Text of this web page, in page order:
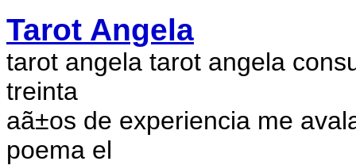
Tarot Angela
tarot angela tarot angela
treinta
aã±os de experiencia me
poema el